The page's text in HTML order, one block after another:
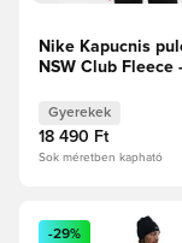
Nike Kapucnis
NSW Club Fleece -
Gyerekek
18 490 Ft
Sok méretben kapható
Megnyit egy
-29%